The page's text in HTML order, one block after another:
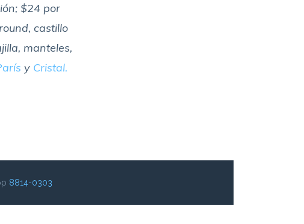
$24 por
castillo
manteles,
y Cristal.
8814-0303